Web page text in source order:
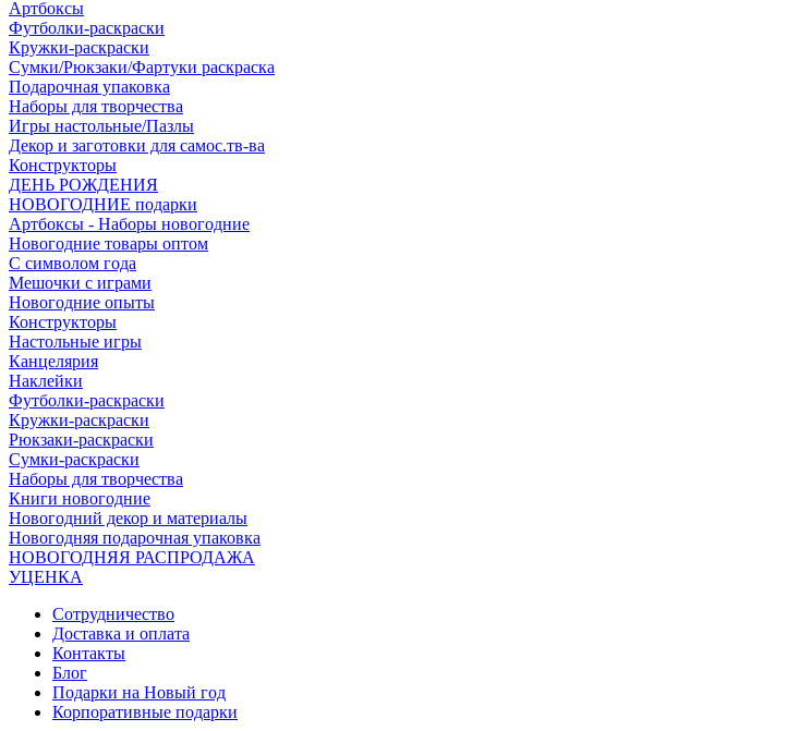
Артбоксы
Футболки-раскраски
Кружки-раскраски
Сумки/Рюкзаки/Фартуки раскраска
Подарочная упаковка
Наборы для творчества
Игры настольные/Пазлы
Декор и заготовки для самос.тв-ва
Конструкторы
ДЕНЬ РОЖДЕНИЯ
НОВОГОДНИЕ подарки
Артбоксы - Наборы новогодние
Новогодние товары оптом
С символом года
Мешочки с играми
Новогодние опыты
Конструкторы
Настольные игры
Канцелярия
Наклейки
Футболки-раскраски
Кружки-раскраски
Рюкзаки-раскраски
Сумки-раскраски
Наборы для творчества
Книги новогодние
Новогодний декор и материалы
Новогодняя подарочная упаковка
НОВОГОДНЯЯ РАСПРОДАЖА
УЦЕНКА
Сотрудничество
Доставка и оплата
Контакты
Блог
Подарки на Новый год
Корпоративные подарки